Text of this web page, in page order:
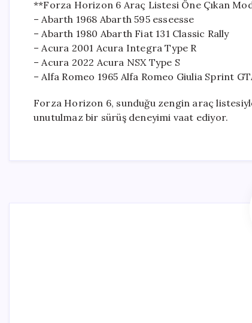
**Forza Horizon 6 Araç Listesi Öne Çıkan
– Abarth 1968 Abarth 595 esseesse
– Abarth 1980 Abarth Fiat 131 Classic Rally
– Acura 2001 Acura Integra Type R
– Acura 2022 Acura NSX Type S
– Alfa Romeo 1965 Alfa Romeo Giulia Sprint
Forza Horizon 6, sunduğu zengin araç
unutulmaz bir sürüş deneyimi vaat ediyor.